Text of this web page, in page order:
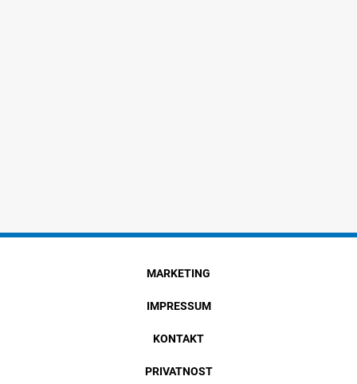
MARKETING
IMPRESSUM
KONTAKT
PRIVATNOST